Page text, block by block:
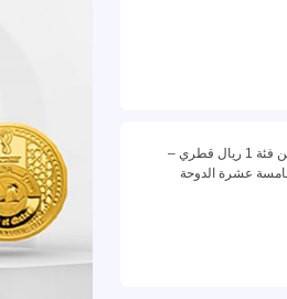
مجموعة 5 عملات من فئة 1 ريال قطري –
عشرة الدوحة